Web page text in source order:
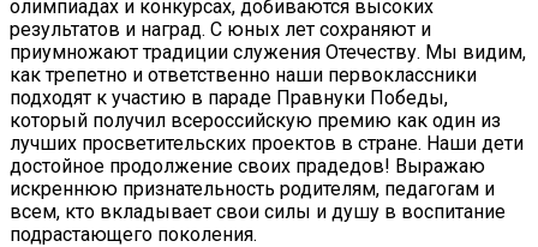
олимпиадах и конкурсах, добиваются высоких
результатов и наград. С юных лет сохраняют и
приумножают традиции служения Отечеству. Мы видим,
как трепетно и ответственно наши первоклассники
подходят к участию в параде Правнуки Победы,
который получил всероссийскую премию как один из
лучших просветительских проектов в стране. Наши дети
достойное продолжение своих прадедов! Выражаю
искреннюю признательность родителям, педагогам и
всем, кто вкладывает свои силы и душу в воспитание
подрастающего поколения.